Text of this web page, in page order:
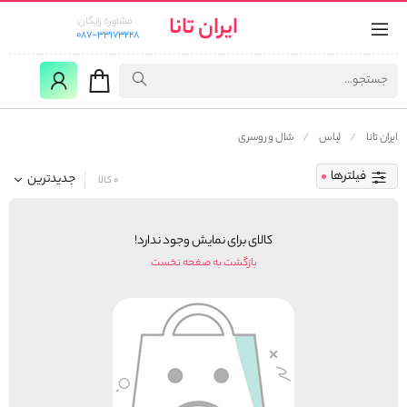
ایران تانا
مشاوره رایگان:
087-33173228
ایران تانا لباس شال و روسری
فیلترها جدیدترین 0 کالا
کالای برای نمایش وجود ندارد!
بازگشت به صفحه نخست